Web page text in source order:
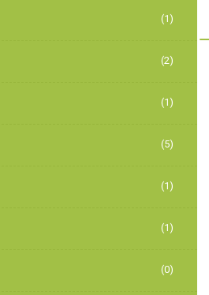
(1)
(2)
(1)
(5)
(1)
(1)
(0)